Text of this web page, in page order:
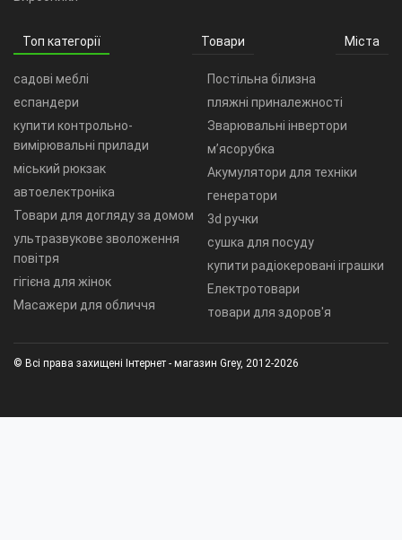
Топ категорії Товари Міста
садові меблі
еспандери
купити контрольно-
вимірювальні прилади
міський рюкзак
автоелектроніка
Товари для догляду за домом
ультразвукове зволоження
повітря
гігієна для жінок
Масажери для обличчя
Постільна білизна
пляжні приналежності
Зварювальні інвертори
м’ясорубка
Акумулятори для техніки
генератори
3d ручки
сушка для посуду
купити радіокеровані іграшки
Електротовари
товари для здоров'я
© Всі права захищені Інтернет - магазин Grey, 2012-2026